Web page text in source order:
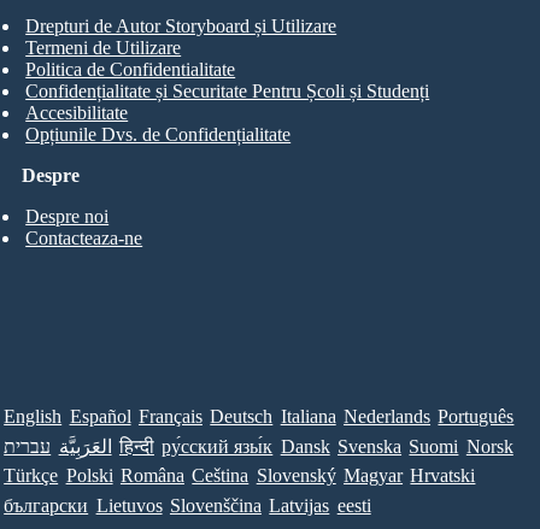
Despre
Despre noi
Contacteaza-ne
Drepturi de Autor Storyboard și Utilizare
Termeni de Utilizare
Politica de Confidentialitate
Confidențialitate și Securitate Pentru Școli și Studenți
Accesibilitate
Opțiunile Dvs. de Confidențialitate
English Español Français Deutsch Italiana Nederlands Português
עברית العَرَبِيَّة हिन्दी ру́сский язы́к Dansk Svenska Suomi Norsk
Türkçe Polski Româna Ceština Slovenský Magyar Hrvatski
български Lietuvos Slovenščina Latvijas eesti